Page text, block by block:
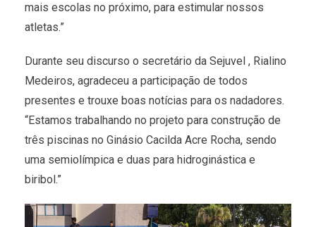
mais escolas no próximo, para estimular nossos
atletas.”
Durante seu discurso o secretário da Sejuvel , Rialino
Medeiros, agradeceu a participação de todos
presentes e trouxe boas notícias para os nadadores.
“Estamos trabalhando no projeto para construção de
três piscinas no Ginásio Cacilda Acre Rocha, sendo
uma semiolímpica e duas para hidroginástica e
biribol.”